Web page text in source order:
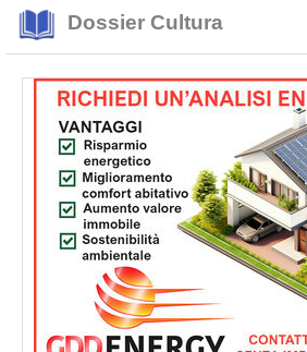
Dossier Cultura